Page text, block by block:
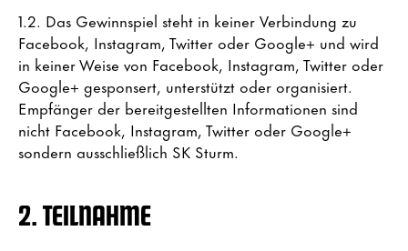
1.2. Das Gewinnspiel steht in keiner Verbindung zu
Facebook, Instagram, Twitter oder Google+ und wird
in keiner Weise von Facebook, Instagram, Twitter oder
Google+ gesponsert, unterstützt oder organisiert.
Empfänger der bereitgestellten Informationen sind
nicht Facebook, Instagram, Twitter oder Google+
sondern ausschließlich SK Sturm.
2. TEILNAHME